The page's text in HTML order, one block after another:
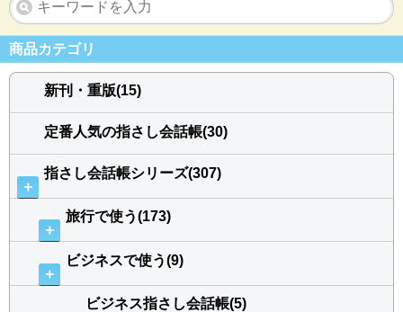
商品カテゴリ
新刊・重版(15)
定番人気の指さし会話帳(30)
＋
指さし会話帳シリーズ(307)
＋
旅行で使う(173)
＋
ビジネスで使う(9)
ビジネス指さし会話帳(5)